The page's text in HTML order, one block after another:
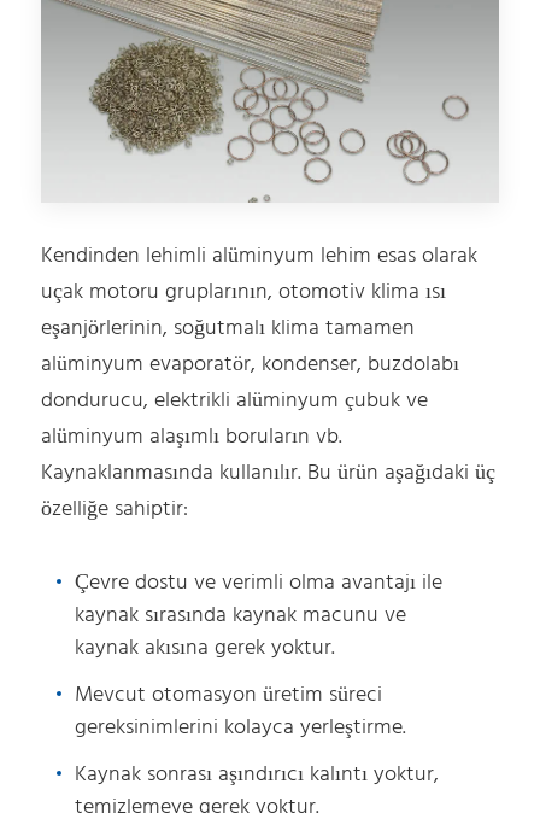
Kendinden lehimli alüminyum lehim esas olarak
uçak motoru gruplarının, otomotiv klima ısı
eşanjörlerinin, soğutmalı klima tamamen
alüminyum evaporatör, kondenser, buzdolabı
dondurucu, elektrikli alüminyum çubuk ve
alüminyum alaşımlı boruların vb.
Kaynaklanmasında kullanılır. Bu ürün aşağıdaki üç
özelliğe sahiptir:
Çevre dostu ve verimli olma avantajı ile
kaynak sırasında kaynak macunu ve
kaynak akısına gerek yoktur.
Mevcut otomasyon üretim süreci
gereksinimlerini kolayca yerleştirme.
Kaynak sonrası aşındırıcı kalıntı yoktur,